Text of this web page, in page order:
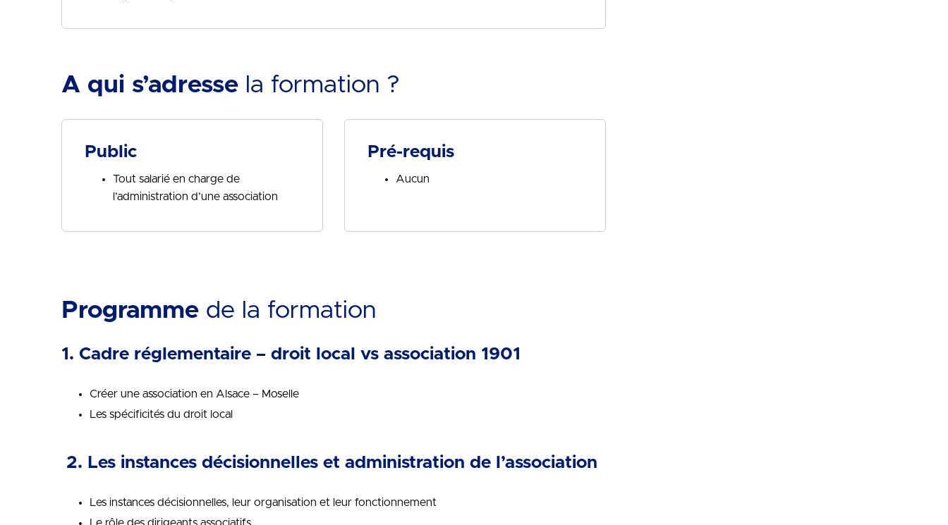
A qui s’adresse la formation ?
Public
Tout salarié en charge de
l’administration d’une association
Pré-requis
Aucun
Programme de la formation
1. Cadre réglementaire – droit local vs association 1901
Créer une association en Alsace – Moselle
Les spécificités du droit local
2. Les instances décisionnelles et administration de l’association
Les instances décisionnelles, leur organisation et leur fonctionnement